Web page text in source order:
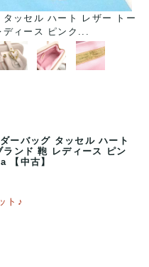
ッセル ハート レザー トー
ディース ピンク...
ーバッグ タッセル ハート
ランド 鞄 レディース ピン
【中古】
ト♪